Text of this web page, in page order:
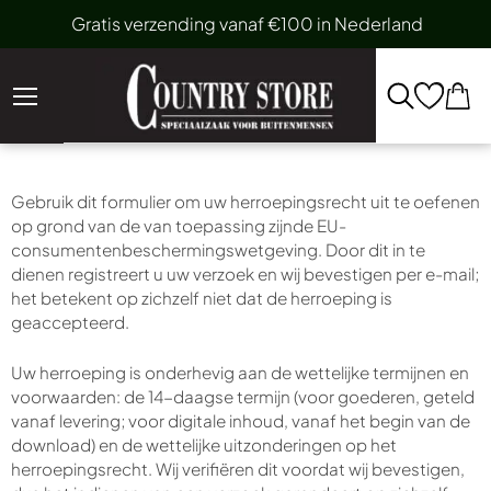
Gratis verzending vanaf €100 in Nederland
Gebruik dit formulier om uw herroepingsrecht uit te oefenen
op grond van de van toepassing zijnde EU-
consumentenbeschermingswetgeving. Door dit in te
dienen registreert u uw verzoek en wij bevestigen per e-mail;
het betekent op zichzelf niet dat de herroeping is
geaccepteerd.
Uw herroeping is onderhevig aan de wettelijke termijnen en
voorwaarden: de 14-daagse termijn (voor goederen, geteld
vanaf levering; voor digitale inhoud, vanaf het begin van de
download) en de wettelijke uitzonderingen op het
herroepingsrecht. Wij verifiëren dit voordat wij bevestigen,